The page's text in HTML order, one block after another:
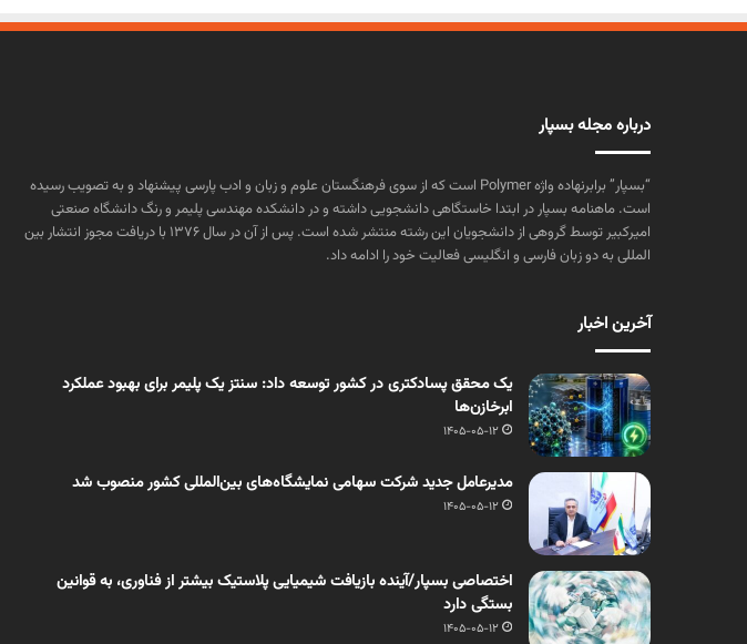
درباره مجله بسپار
“بسپار” برابرنهاده واژه Polymer است که از سوی فرهنگستان علوم و زبان و ادب پارسی پیشنهاد و به تصویب رسیده
است. ماهنامه بسپار در ابتدا خاستگاهی دانشجویی داشته و در دانشکده مهندسی پلیمر و رنگ دانشگاه صنعتی
امیرکبیر توسط گروهی از دانشجویان این رشته منتشر شده است. پس از آن در سال ۱۳۷۶ با دریافت مجوز انتشار بین
المللی به دو زبان فارسی و انگلیسی فعالیت خود را ادامه داد.
آخرین اخبار
یک محقق پسادکتری در کشور توسعه داد: سنتز یک پلیمر برای بهبود عملکرد
ابرخازن‌ها
1405-05-12
مدیرعامل جدید شرکت سهامی نمایشگاه‌های بین‌المللی کشور منصوب شد
1405-05-12
اختصاصی بسپار/آینده بازیافت شیمیایی پلاستیک بیشتر از فناوری، به قوانین
بستگی دارد
1405-05-12